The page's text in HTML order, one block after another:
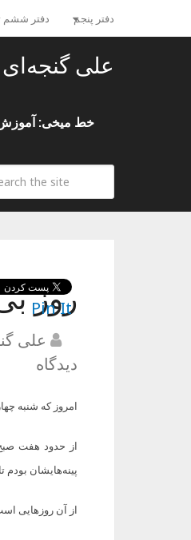
دفتر پنجم دفتر ششم
علی گنجه‌ای
خط میخی: آموزش
روز
علی
دیدگاه
امروز که شنبه
از حدود هفت
پینه‌هایشان
از آن روزهایی
Pin It